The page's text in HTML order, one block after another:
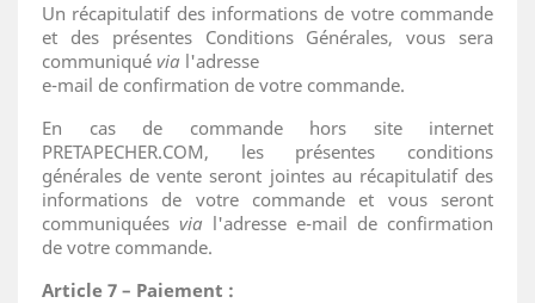
Un récapitulatif des informations de votre commande
et des présentes Conditions Générales, vous sera
communiqué via l'adresse
e-mail de confirmation de votre commande.
En cas de commande hors site internet
PRETAPECHER.COM, les présentes conditions
générales de vente seront jointes au récapitulatif des
informations de votre commande et vous seront
communiquées via l'adresse e-mail de confirmation
de votre commande.
Article 7 – Paiement :